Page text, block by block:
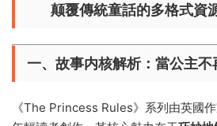
颠覆傳統童話的多格式資
一、故事内核解析：當公主不
《The Princess Rules》系列由英國